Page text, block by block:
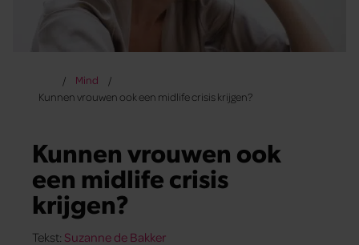
Mind
Kunnen vrouwen ook een midlife crisis krijgen?
Kunnen vrouwen ook
een midlife crisis
krijgen?
Tekst: Suzanne de Bakker